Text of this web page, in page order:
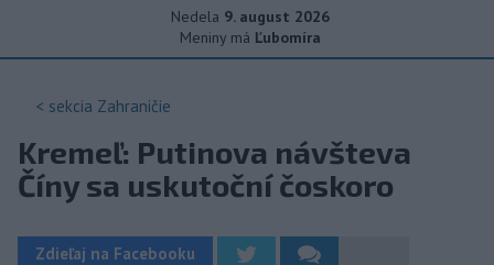
Nedela 9. august 2026
Meniny má Ľubomíra
< sekcia Zahraničie
Kremeľ: Putinova návšteva
Číny sa uskutoční čoskoro
Zdieľaj na Facebooku